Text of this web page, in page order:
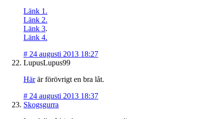
Länk 1.
Länk 2.
Länk 3.
Länk 4.
# 24 augusti 2013 18:27
LupusLupus99
Härär förövrigt en bra låt.
# 24 augusti 2013 18:37
Skogsgurra